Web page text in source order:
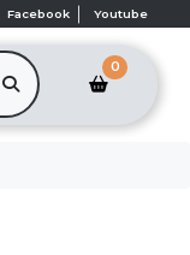
Facebook Youtube
0